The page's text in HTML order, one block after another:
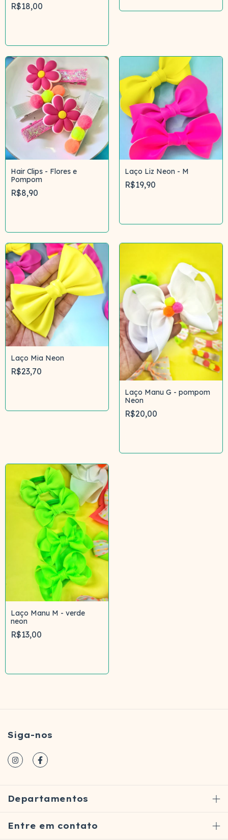
R$18,00
Hair Clips - Flores e
Pompom
R$8,90
Laço Liz Neon - M
R$19,90
Laço Mia Neon
R$23,70
Laço Manu G - pompom
Neon
R$20,00
Laço Manu M - verde
neon
R$13,00
Siga-nos
Departamentos
Entre em contato